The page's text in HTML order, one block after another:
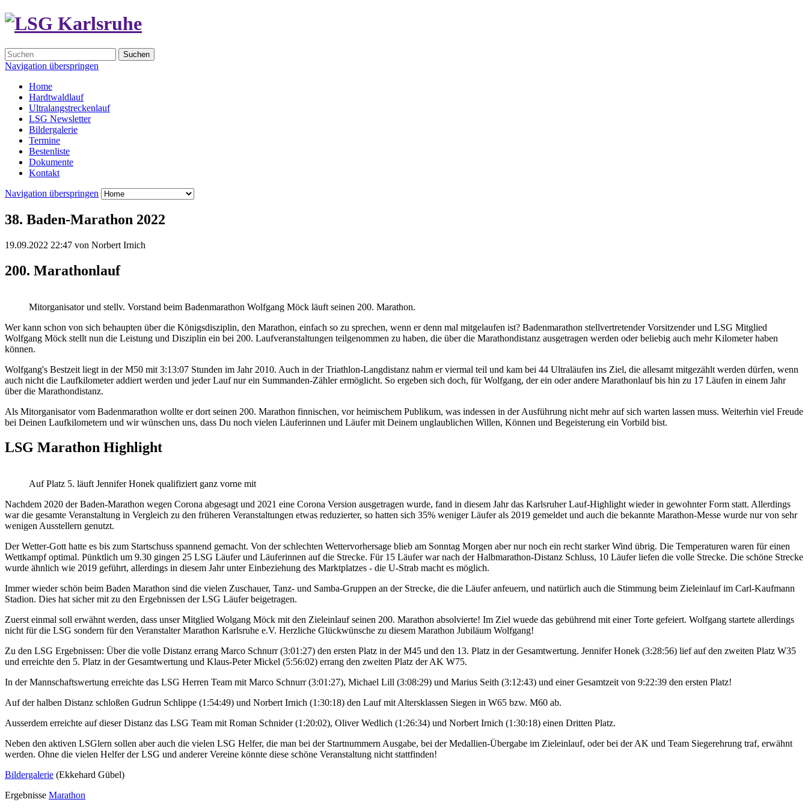
Suchen
Navigation überspringen
Home
Hardtwaldlauf
Ultralangstreckenlauf
LSG Newsletter
Bildergalerie
Termine
Bestenliste
Dokumente
Kontakt
Navigation überspringen
38. Baden-Marathon 2022
19.09.2022 22:47 von Norbert Irnich
200. Marathonlauf
Mitorganisator und stellv. Vorstand beim Badenmarathon Wolfgang Möck läuft seinen 200. Marathon.
Wer kann schon von sich behaupten über die Königsdisziplin, den Marathon, einfach so zu sprechen, wenn er denn mal mitgelaufen ist? Badenmarathon stellvertretender Vorsitzender und LSG Mitglied
Wolfgang Möck stellt nun die Leistung und Disziplin ein bei 200. Laufveranstaltungen teilgenommen zu haben, die über die Marathondistanz ausgetragen werden oder beliebig auch mehr Kilometer haben
können.
Wolfgang's Bestzeit liegt in der M50 mit 3:13:07 Stunden im Jahr 2010. Auch in der Triathlon-Langdistanz nahm er viermal teil und kam bei 44 Ultraläufen ins Ziel, die allesamt mitgezählt werden dürfen, wenn
auch nicht die Laufkilometer addiert werden und jeder Lauf nur ein Summanden-Zähler ermöglicht. So ergeben sich doch, für Wolfgang, der ein oder andere Marathonlauf bis hin zu 17 Läufen in einem Jahr
über die Marathondistanz.
Als Mitorganisator vom Badenmarathon wollte er dort seinen 200. Marathon finnischen, vor heimischem Publikum, was indessen in der Ausführung nicht mehr auf sich warten lassen muss. Weiterhin viel Freude
bei Deinen Laufkilometern und wir wünschen uns, dass Du noch vielen Läuferinnen und Läufer mit Deinem unglaublichen Willen, Können und Begeisterung ein Vorbild bist.
LSG Marathon Highlight
Auf Platz 5. läuft Jennifer Honek qualifiziert ganz vorne mit
Nachdem 2020 der Baden-Marathon wegen Corona abgesagt und 2021 eine Corona Version ausgetragen wurde, fand in diesem Jahr das Karlsruher Lauf-Highlight wieder in gewohnter Form statt. Allerdings
war die gesamte Veranstaltung in Vergleich zu den früheren Veranstaltungen etwas reduzierter, so hatten sich 35% weniger Läufer als 2019 gemeldet und auch die bekannte Marathon-Messe wurde nur von sehr
wenigen Ausstellern genutzt.
Der Wetter-Gott hatte es bis zum Startschuss spannend gemacht. Von der schlechten Wettervorhersage blieb am Sonntag Morgen aber nur noch ein recht starker Wind übrig. Die Temperaturen waren für einen
Wettkampf optimal. Pünktlich um 9.30 gingen 25 LSG Läufer und Läuferinnen auf die Strecke. Für 15 Läufer war nach der Halbmarathon-Distanz Schluss, 10 Läufer liefen die volle Strecke. Die schöne Strecke
wurde ähnlich wie 2019 geführt, allerdings in diesem Jahr unter Einbeziehung des Marktplatzes - die U-Strab macht es möglich.
Immer wieder schön beim Baden Marathon sind die vielen Zuschauer, Tanz- und Samba-Gruppen an der Strecke, die die Läufer anfeuern, und natürlich auch die Stimmung beim Zieleinlauf im Carl-Kaufmann
Stadion. Dies hat sicher mit zu den Ergebnissen der LSG Läufer beigetragen.
Zuerst einmal soll erwähnt werden, dass unser Mitglied Wolgang Möck mit den Zieleinlauf seinen 200. Marathon absolvierte! Im Ziel wuede das gebührend mit einer Torte gefeiert. Wolfgang startete allerdings
nicht für die LSG sondern für den Veranstalter Marathon Karlsruhe e.V. Herzliche Glückwünsche zu diesem Marathon Jubiläum Wolfgang!
Zu den LSG Ergebnissen: Über die volle Distanz errang Marco Schnurr (3:01:27) den ersten Platz in der M45 und den 13. Platz in der Gesamtwertung. Jennifer Honek (3:28:56) lief auf den zweiten Platz W35
und erreichte den 5. Platz in der Gesamtwertung und Klaus-Peter Mickel (5:56:02) errang den zweiten Platz der AK W75.
In der Mannschaftswertung erreichte das LSG Herren Team mit Marco Schnurr (3:01:27), Michael Lill (3:08:29) und Marius Seith (3:12:43) und einer Gesamtzeit von 9:22:39 den ersten Platz!
Auf der halben Distanz schloßen Gudrun Schlippe (1:54:49) und Norbert Irnich (1:30:18) den Lauf mit Altersklassen Siegen in W65 bzw. M60 ab.
Ausserdem erreichte auf dieser Distanz das LSG Team mit Roman Schnider (1:20:02), Oliver Wedlich (1:26:34) und Norbert Irnich (1:30:18) einen Dritten Platz.
Neben den aktiven LSGlern sollen aber auch die vielen LSG Helfer, die man bei der Startnummern Ausgabe, bei der Medallien-Übergabe im Zieleinlauf, oder bei der AK und Team Siegerehrung traf, erwähnt
werden. Ohne die vielen Helfer der LSG und anderer Vereine könnte diese schöne Veranstaltung nicht stattfinden!
Bildergalerie (Ekkehard Gübel)
Ergebnisse Marathon